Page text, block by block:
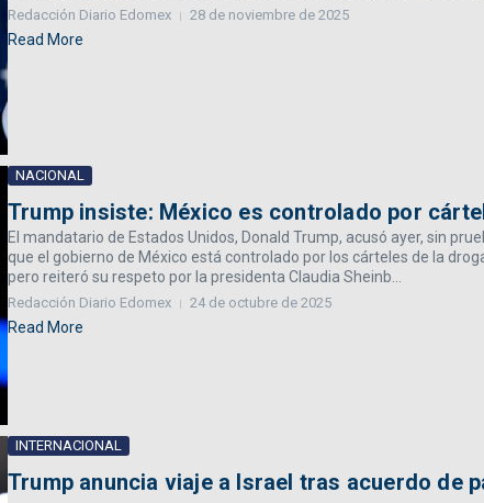
Redacción Diario Edomex 28 de noviembre de 2025
Read More
NACIONAL
Trump insiste: México es controlado por
El mandatario de Estados Unidos, Donald Trump, acusó ayer, sin
que el gobierno de México está controlado por los cárteles de la
pero reiteró su respeto por la presidenta Claudia Sheinb...
Redacción Diario Edomex 24 de octubre de 2025
Read More
INTERNACIONAL
Trump anuncia viaje a Israel tras acuerdo de